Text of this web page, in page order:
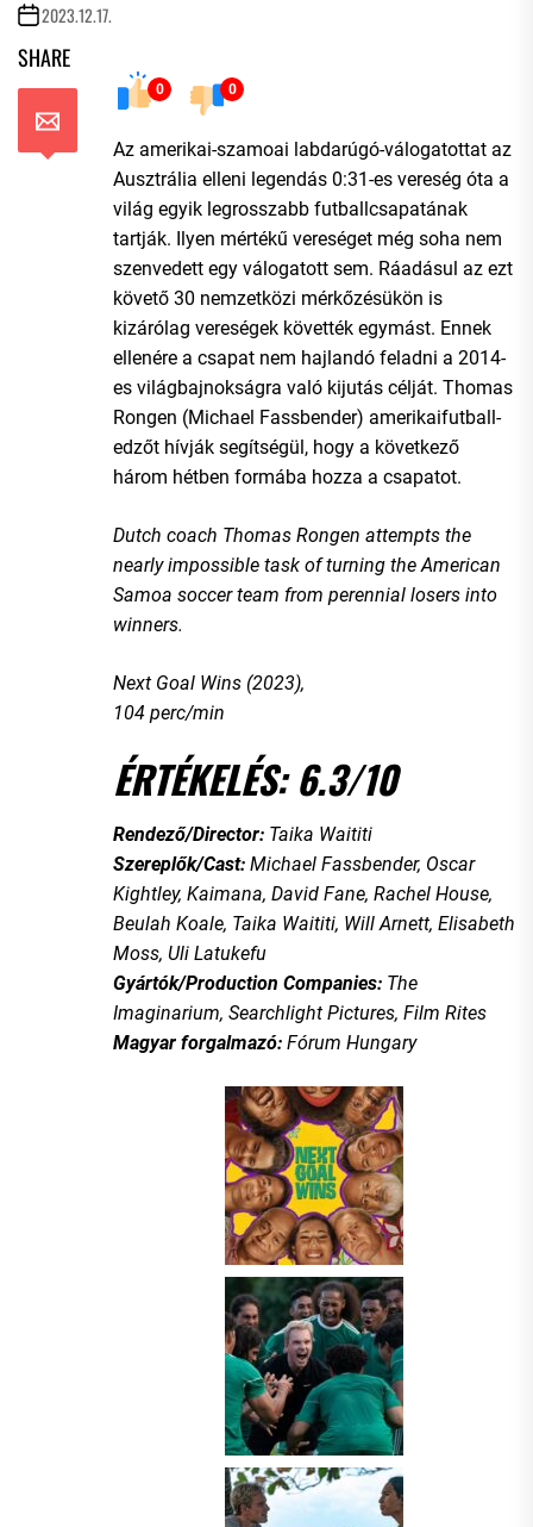
2023.12.17.
SHARE
0 0
Az amerikai-szamoai labdarúgó-válogatottat az
Ausztrália elleni legendás 0:31-es vereség óta a
világ egyik legrosszabb futballcsapatának
tartják. Ilyen mértékű vereséget még soha nem
szenvedett egy válogatott sem. Ráadásul az ezt
követő 30 nemzetközi mérkőzésükön is
kizárólag vereségek követték egymást. Ennek
ellenére a csapat nem hajlandó feladni a 2014-
es világbajnokságra való kijutás célját. Thomas
Rongen (Michael Fassbender) amerikaifutball-
edzőt hívják segítségül, hogy a következő
három hétben formába hozza a csapatot.
Dutch coach Thomas Rongen attempts the
nearly impossible task of turning the American
Samoa soccer team from perennial losers into
winners.
Next Goal Wins (2023),
104 perc/min
ÉRTÉKELÉS: 6.3/10
Rendező/Director: Taika Waititi
Szereplők/Cast: Michael Fassbender, Oscar
Kightley, Kaimana, David Fane, Rachel House,
Beulah Koale, Taika Waititi, Will Arnett, Elisabeth
Moss, Uli Latukefu
Gyártók/Production Companies: The
Imaginarium, Searchlight Pictures, Film Rites
Magyar forgalmazó: Fórum Hungary